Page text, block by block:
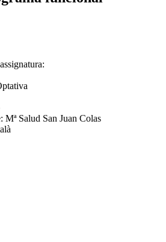
Mª Salud San Juan Colas